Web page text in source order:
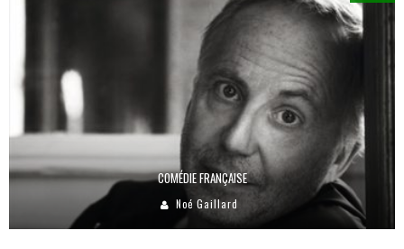
COMÉDIE FRANÇAISE
Noé Gaillard